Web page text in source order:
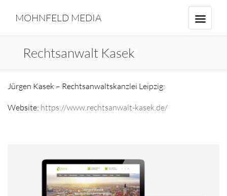
MOHNFELD MEDIA
Rechtsanwalt Kasek
Jürgen Kasek – Rechtsanwaltskanzlei Leipzig:
Website: https://www.rechtsanwalt-kasek.de/